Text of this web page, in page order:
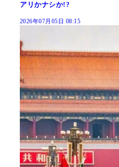
アリかナシか!?
2026年07月05日 08:15